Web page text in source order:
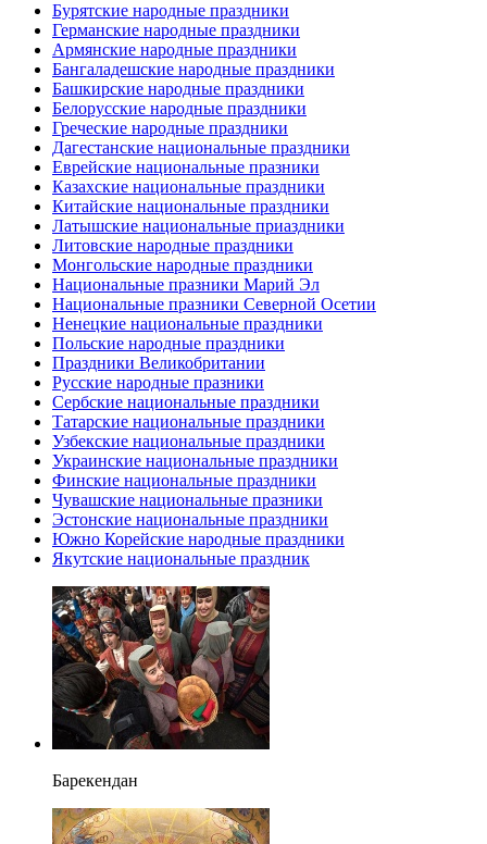
Бурятские народные праздники
Германские народные праздники
Армянские народные праздники
Бангаладешские народные праздники
Башкирские народные праздники
Белорусские народные праздники
Греческие народные праздники
Дагестанские национальные праздники
Еврейские национальные празники
Казахские национальные праздники
Китайские национальные праздники
Латышские национальные приаздники
Литовские народные праздники
Монгольские народные праздники
Национальные празники Марий Эл
Национальные празники Северной Осетии
Ненецкие национальные праздники
Польские народные праздники
Праздники Великобритании
Русские народные празники
Сербские национальные праздники
Татарские национальные праздники
Узбекские национальные праздники
Украинские национальные праздники
Финские национальные праздники
Чувашские национальные празники
Эстонские национальные праздники
Южно Корейские народные праздники
Якутские национальные праздник
Барекендан